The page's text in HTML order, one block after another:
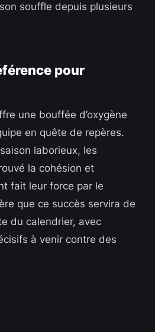
souffle depuis plusieurs
pour
une bouffée d’oxygène
en quête de repères.
laborieux, les
la cohésion et
fait leur force par le
que ce succès servira de
du calendrier, avec
à venir contre des